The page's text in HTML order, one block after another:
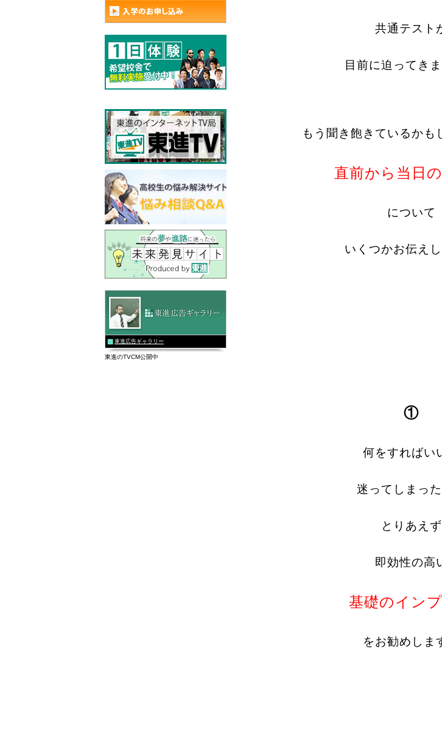
共通テスト
目前に迫ってきま
もう聞き飽きているかも
直前から当日
について
いくつかお伝えし
①
何をすればい
迷ってしまった
とりあえず
即効性の高
基礎のイン
をお勧めしま
東進広告ギャラリー
東進のTVCM公開中